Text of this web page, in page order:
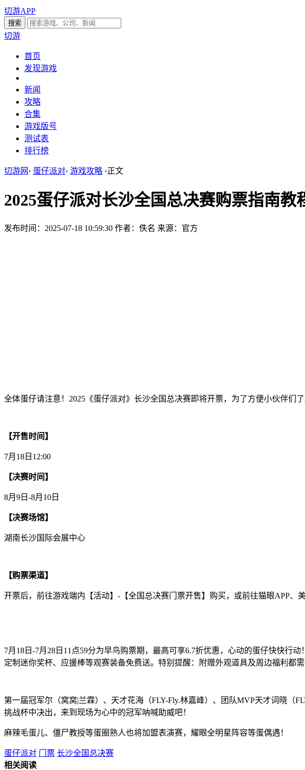
切游APP
切游
首页
发现游戏
新闻
攻略
合集
游戏版号
测试表
排行榜
切游网 › 蛋仔派对› 游戏攻略 ›正文
2025蛋仔派对长沙全国总决赛购票指南教
发布时间：2025-07-18 10:59:30 作者：佚名 来源：官方
全体蛋仔请注意！2025《蛋仔派对》长沙全国总决赛即将开票，为了方便小伙伴们
【开售时间】
7月18日12:00
【决赛时间】
8月9日-8月10日
【决赛场馆】
湖南长沙国际会展中心
【购票渠道】
开票后，前往游戏端内【活动】-【全国总决赛门票开售】购买，或前往猫眼APP
7月18日-7月28日11点59分为早鸟购票期，最高可享6.7折优惠，心动的蛋仔快快行
定制迷你奖杯、应援棒等观赛装备免费送。特别提醒：附赠外观道具及周边福利都
第一届冠军尔（窝窝|兰霖）、天才花海（FLY-Fly.林嘉峰）、团队MVP天才词晓（
挑战杯中决出，来到现场为心中的冠军呐喊助威吧！
麻辣毛蛋儿、僵尸教授等蛋圈熟人也将加盟表演赛，耀眼全明星阵容等蛋偶遇！
蛋仔派对 门票 长沙全国总决赛
相关阅读